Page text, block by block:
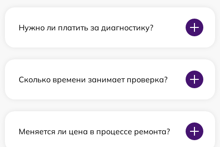
Нужно ли платить за диагностику?
Сколько времени занимает проверка?
Меняется ли цена в процессе ремонта?